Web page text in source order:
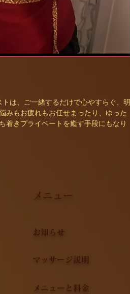
は、ご一緒するだけで心やすらぐ、明
みもお疲れもお任せまったり、ゆった
着きプライベートを癒す手段にもなり
メニュー
お知らせ
マッサージ説明
メニューと料金